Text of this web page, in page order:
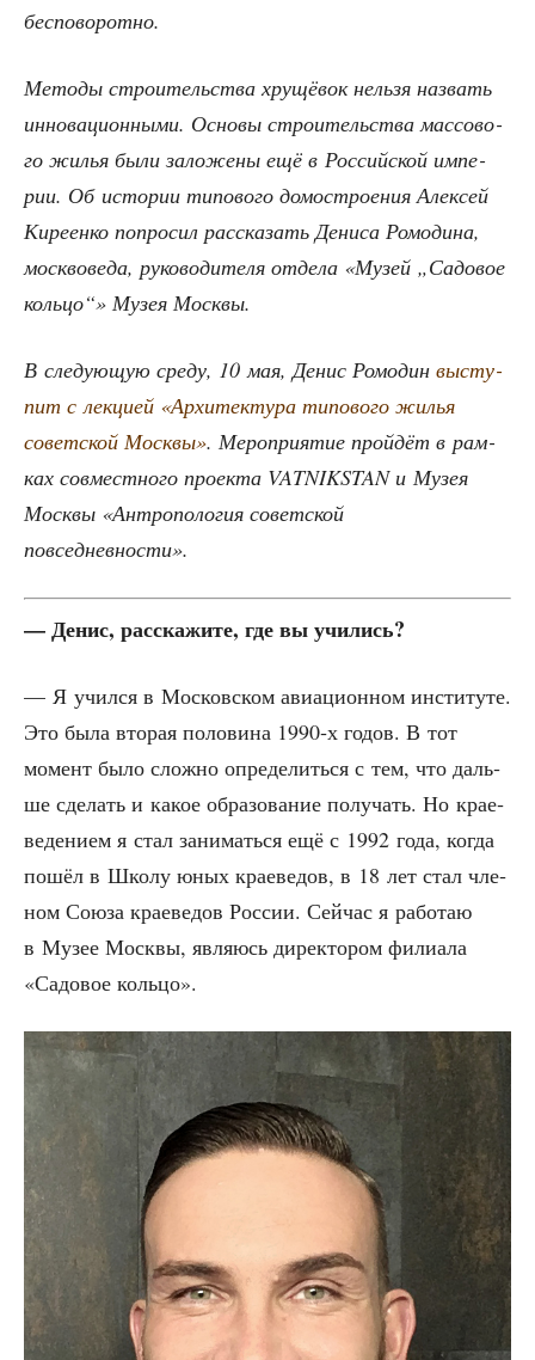
бесповоротно.
Мето­ды стро­и­тель­ства хру­щё­вок нель­зя назвать
инно­ва­ци­он­ны­ми. Осно­вы стро­и­тель­ства мас­со­во­
го жилья были зало­же­ны ещё в Рос­сий­ской импе­
рии. Об исто­рии типо­во­го домо­стро­е­ния Алек­сей
Кире­ен­ко попро­сил рас­ска­зать Дени­са Ромо­ди­на,
моск­во­ве­да, руко­во­ди­те­ля отде­ла «Музей „Садо­вое
коль­цо“» Музея Москвы.
В сле­ду­ю­щую сре­ду, 10 мая, Денис Ромо­дин высту­
пит с лек­ци­ей «Архи­тек­ту­ра типо­во­го жилья
совет­ской Моск­вы». Меро­при­я­тие прой­дёт в рам­
ках сов­мест­но­го про­ек­та VATNIKSTAN и Музея
Моск­вы «Антро­по­ло­гия совет­ской
повседневности».
— Денис, рас­ска­жи­те, где вы учились?
— Я учил­ся в Мос­ков­ском авиа­ци­он­ном инсти­ту­те.
Это была вто­рая поло­ви­на 1990‑х годов. В тот
момент было слож­но опре­де­лить­ся с тем, что даль­
ше сде­лать и какое обра­зо­ва­ние полу­чать. Но кра­е­
ве­де­ни­ем я стал зани­мать­ся ещё с 1992 года, когда
пошёл в Шко­лу юных кра­е­ве­дов, в 18 лет стал чле­
ном Сою­за кра­е­ве­дов Рос­сии. Сей­час я рабо­таю
в Музее Моск­вы, явля­юсь дирек­то­ром фили­а­ла
«Садо­вое кольцо».